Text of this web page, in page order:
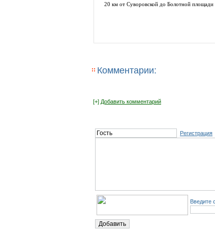
20 км от Суворовской до Болотной площади
Комментарии:
[+] Добавить комментарий
Регистрация
Введите